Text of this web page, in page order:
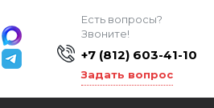
Есть вопросы?
Звоните!
+7 (812) 603-41-10
Задать вопрос